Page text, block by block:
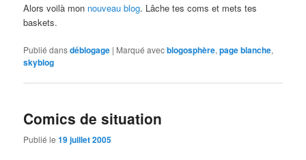
Alors voilà mon nouveau blog. Lâche tes coms et mets tes
baskets.
Publié dansdéblogage | Marqué avecblogosphère,page blanche,
skyblog
Comics de situation
Publié le19 juillet 2005